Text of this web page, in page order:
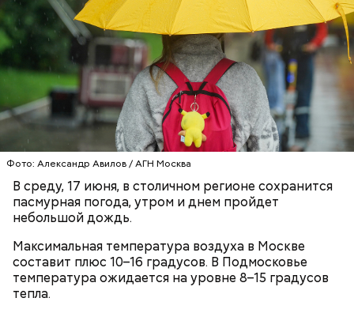
Фото: Александр Авилов / АГН Москва
В среду, 17 июня, в столичном регионе сохранится
пасмурная погода, утром и днем пройдет
небольшой дождь.
Максимальная температура воздуха в Москве
составит плюс 10–16 градусов. В Подмосковье
температура ожидается на уровне 8–15 градусов
тепла.
ВДНХ и парки Москвы
молодежи — Сергунина
После масштабной реконструкции,
завершившейся в декабре 2025 года, набережная
стала еще красивее и удобнее для гостей.